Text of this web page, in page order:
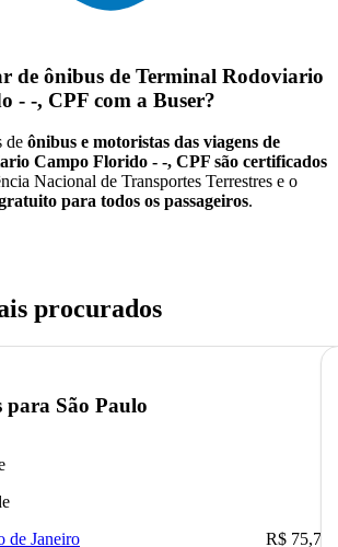
de ônibus de Terminal Rodoviario
- -, CPF com a Buser?
de ônibus e motoristas das viagens de
Campo Florido - -, CPF são certificados
Nacional de Transportes Terrestres e o
para todos os passageiros.
procurados
para São Paulo
de Janeiro
R$ 75,77